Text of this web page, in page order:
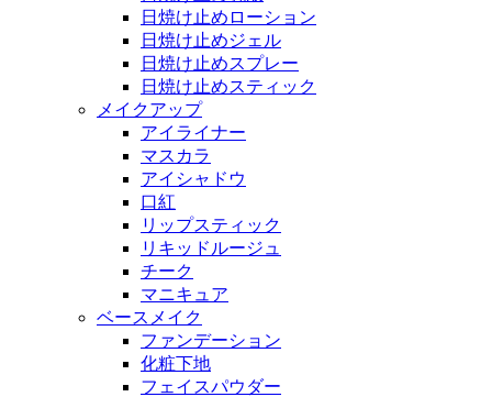
日焼け止めローション
日焼け止めジェル
日焼け止めスプレー
日焼け止めスティック
メイクアップ
アイライナー
マスカラ
アイシャドウ
口紅
リップスティック
リキッドルージュ
チーク
マニキュア
ベースメイク
ファンデーション
化粧下地
フェイスパウダー